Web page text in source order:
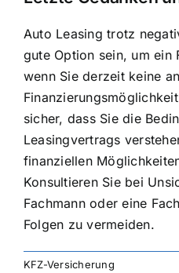
Auto Leasing trotz
gute Option sein, um ein
wenn Sie derzeit keine
sicher, dass Sie die
Leasingvertrags
finanziellen
Konsultieren Sie bei
Fachmann oder eine
Folgen zu vermeiden.
KFZ-Versicherung